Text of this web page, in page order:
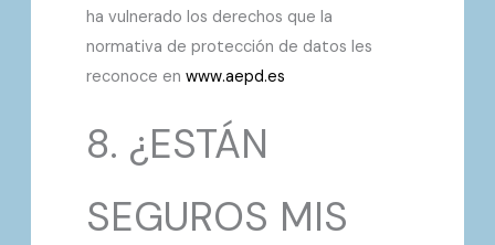
ha vulnerado los derechos que la
normativa de protección de datos les
reconoce en www.aepd.es
8. ¿ESTÁN
SEGUROS MIS